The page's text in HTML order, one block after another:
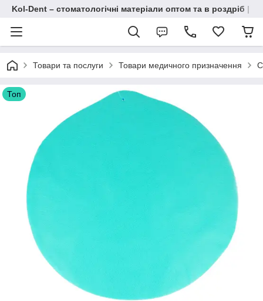
Kol-Dent – ​​стоматологічні матеріали оптом та в роздріб |
Товари та послуги Товари медичного призначення
Топ